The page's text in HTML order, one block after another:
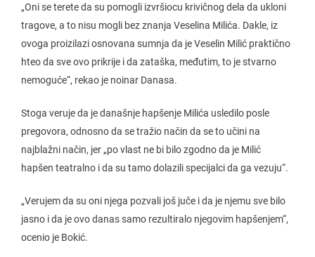
„Oni se terete da su pomogli izvršiocu krivičnog dela da ukloni
tragove, a to nisu mogli bez znanja Veselina Milića. Dakle, iz
ovoga proizilazi osnovana sumnja da je Veselin Milić praktično
hteo da sve ovo prikrije i da zataška, međutim, to je stvarno
nemoguće“, rekao je noinar Danasa.
Stoga veruje da je današnje hapšenje Milića usledilo posle
pregovora, odnosno da se tražio način da se to učini na
najblažni način, jer „po vlast ne bi bilo zgodno da je Milić
hapšen teatralno i da su tamo dolazili specijalci da ga vezuju“.
„Verujem da su oni njega pozvali još juče i da je njemu sve bilo
jasno i da je ovo danas samo rezultiralo njegovim hapšenjem“,
ocenio je Bokić.